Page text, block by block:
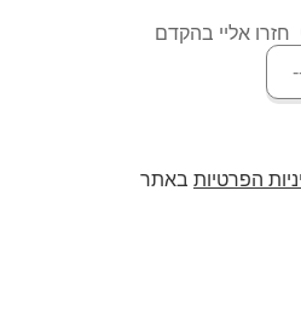
חזרו אליי בהקדם
הפרטיות באתר